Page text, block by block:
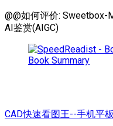
@@如何评价: Sweetbox-
AI鉴赏(AIGC)
Book Summary
CAD快速看图王--手机平